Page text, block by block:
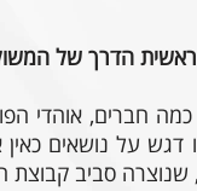
ראשית הדרך של
חברים, אוהדי
על נושאים כאין
סביב קבוצת